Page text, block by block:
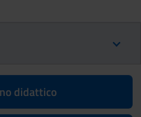
didattico